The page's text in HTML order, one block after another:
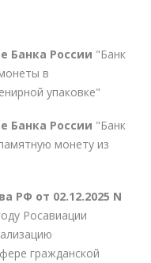
Банка России "Банк
в
упаковке"
Банка России "Банк
монету из
РФ от 02.12.2025 N
Росавиации
гражданской